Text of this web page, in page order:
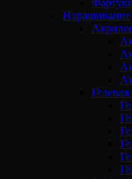
Наращивание
Гелевая